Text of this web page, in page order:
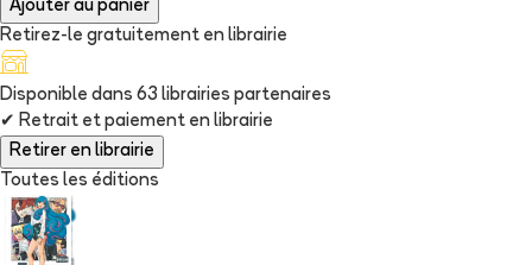
Ajouter au panier
Retirez-le gratuitement en librairie
Disponible dans 63 librairies partenaires
✔ Retrait et paiement en librairie
Retirer en librairie
Toutes les éditions